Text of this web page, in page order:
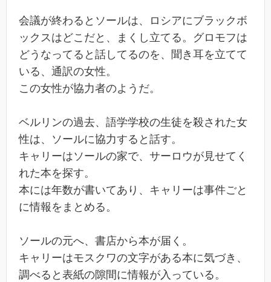
会議が終わるとソールは、ロシアにブラックボ
ックスはどこだと、まくし立てる。グロモフは
どうなってると話してるのを、聞き耳を立てて
いる、通訳の女性。
この女性が協力者のようだ。
ベルリンの過去、語学学校の生徒を殺された女
性は、ソールに協力すると話す。
キャリーはソールの家で、サーロウが見せてく
れた本を探す。
本には年数が書いてあり、キャリーは事件ごと
に情報をまとめる。
ソールの元へ、書店から本が届く。
キャリーはモスクワの文字がある本に気づき、
調べると表紙の隙間に情報が入っている。